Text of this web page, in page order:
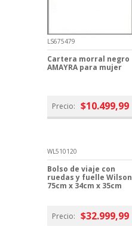
LS675479
Cartera morral negro
AMAYRA para mujer
Precio: $10.499,99
WL510120
Bolso de viaje con
ruedas y fuelle Wilson
75cm x 34cm x 35cm
Precio: $32.999,99